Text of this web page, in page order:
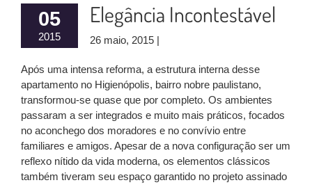
05
2015
Elegância Incontestável
26 maio, 2015 |
Após uma intensa reforma, a estrutura interna desse
apartamento no Higienópolis, bairro nobre paulistano,
transformou-se quase que por completo. Os ambientes
passaram a ser integrados e muito mais práticos, focados
no aconchego dos moradores e no convívio entre
familiares e amigos. Apesar de a nova configuração ser um
reflexo nítido da vida moderna, os elementos clássicos
também tiveram seu espaço garantido no projeto assinado